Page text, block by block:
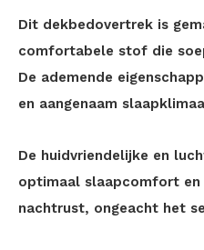
Dit dekbedovertrek is
comfortabele stof die
De ademende
en aangenaam
De huidvriendelijke en
optimaal slaapcomfort en
nachtrust, ongeacht het